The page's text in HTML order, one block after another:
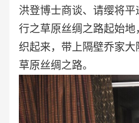
洪登博士商谈、请缨将
行之草原丝绸之路起始地
织起来，带上隔壁乔家大
草原丝绸之路。